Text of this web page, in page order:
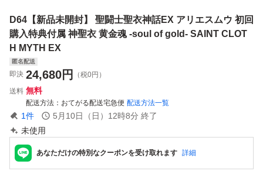
EX 聖闘士星矢
聖衣神話EX
D64【新品未開封】 聖闘士聖衣神話EX アリエスムウ 初回
購入特典付属 神聖衣 黄金魂 -soul of gold- SAINT CLOT
H MYTH EX
匿名配送
即決 24,680円
（税0円）
送料 無料
配送方法 おてがる配送宅急便 配送方法一覧
1件 5月10日（日）12時8分 終了
未使用
あなただけの特別なクーポンを受け取れます 詳細